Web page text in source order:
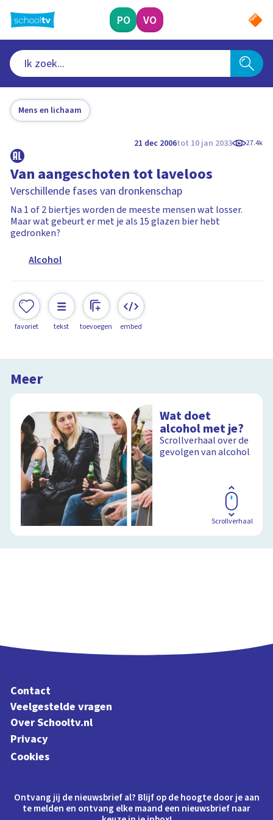
naar
hoofdinhoud
PO VO
Mens en lichaam
21 dec 2006tot 10 jan 2033 27.4k
Van aangeschoten tot laveloos
Verschillende fases van dronkenschap
Na 1 of 2 biertjes worden de meeste mensen wat losser.
Maar wat gebeurt er met je als 15 glazen bier hebt
gedronken?
Alcohol
favoriet tekst toevoegen embed
Meer
Wat doet
alcohol met je?
Scrollverhaal over de
gevolgen van alcohol
Scrollverhaal
Contact
Veelgestelde vragen
Over Schooltv.nl
Privacy
Cookies
Ontvang jij de nieuwsbrief al? Blijf op de hoogte door je aan
te melden en ontvang elke maand een nieuwsbrief naar